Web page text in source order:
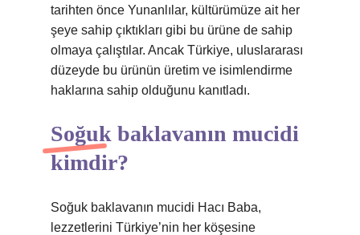
tarihten önce Yunanlılar, kültürümüze ait her
şeye sahip çıktıkları gibi bu ürüne de sahip
olmaya çalıştılar. Ancak Türkiye, uluslararası
düzeyde bu ürünün üretim ve isimlendirme
haklarına sahip olduğunu kanıtladı.
Soğuk baklavanın mucidi
kimdir?
Soğuk baklavanın mucidi Hacı Baba,
lezzetlerini Türkiye’nin her köşesine